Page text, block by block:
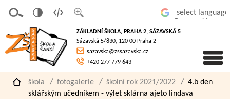
písmo
á
verze
pro
slaboz
raké
ZÁKLADNÍ ŠKOLA, PRAHA 2, SÁZAVSKÁ 5
Sázavská 5/830, 120 00 Praha 2
sazavska@zssazavska.cz
+420 277 779 643
škola fotogalerie školní rok 2021/2022
4.b den
sklářským učedníkem - výlet sklárna ajeto lindava